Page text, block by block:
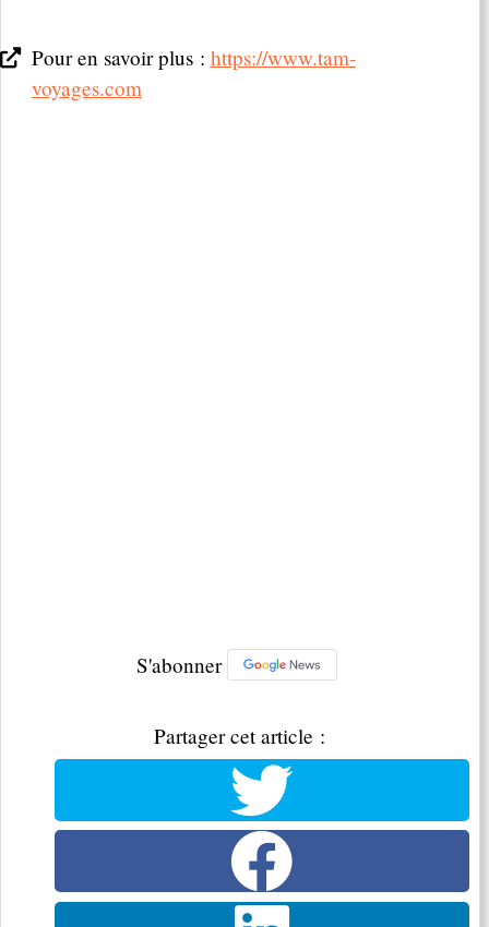
Pour en savoir plus : https://www.tam-
voyages.com
S'abonner
Partager cet article :